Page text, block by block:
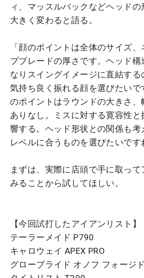
ィ、マッスルバックなどヘッド
大きく変わると語る。
「顔のポイントは全体のサイズ
プブレードの厚さです。ヘッド
なりスイングイメージに直結する
気持ち良く振れる顔を選びたい
のポイントはラウンドの大きさ
ありなし。ミスに対する寛容性
響する。ヘッド形状との関係も
レベルに合うものを選びたいです
まずは、実際に店頭で手に取っ
みることから試してほしい。
【今回試打したアイアンリスト】
テーラーメイド P790
キャロウェイ APEX PRO
グローブライド オノフ フォージ